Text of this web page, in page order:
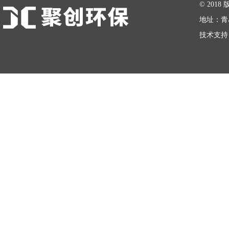
© 2018
地址：
技术支